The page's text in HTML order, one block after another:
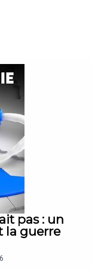
Aleberteau,
Etcheberry
pas : un
la guerre